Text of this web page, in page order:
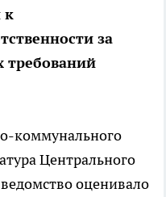
к
за
требований
коммунального
Центрального
оценивало